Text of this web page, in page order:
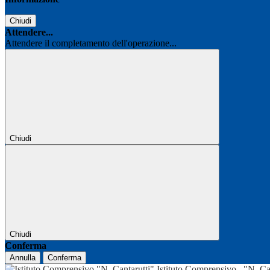
Chiudi
Attendere...
Attendere il completamento dell'operazione...
Chiudi
Chiudi
Conferma
Annulla Conferma